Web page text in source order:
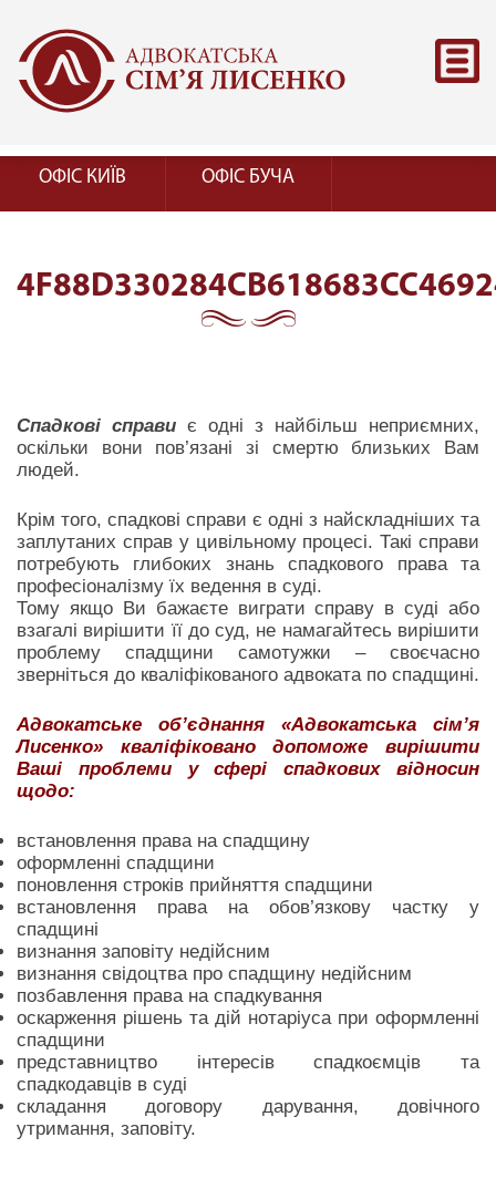
ОФІС КИЇВ ОФІС БУЧА
Спадкові справи є одні з найбільш неприємних,
оскільки вони пов’язані зі смертю близьких Вам
людей.
Крім того, спадкові справи є одні з найскладніших та
заплутаних справ у цивільному процесі. Такі справи
потребують глибоких знань спадкового права та
професіоналізму їх ведення в суді.
Тому якщо Ви бажаєте виграти справу в суді або
взагалі вирішити її до суд, не намагайтесь вирішити
проблему спадщини самотужки – своєчасно
зверніться до кваліфікованого адвоката по спадщині.
Адвокатське об’єднання «Адвокатська сім’я
Лисенко» кваліфіковано допоможе вирішити
Ваші проблеми у сфері спадкових відносин
щодо:
встановлення права на спадщину
оформленні спадщини
поновлення строків прийняття спадщини
встановлення права на обов’язкову частку у
спадщині
визнання заповіту недійсним
визнання свідоцтва про спадщину недійсним
позбавлення права на спадкування
оскарження рішень та дій нотаріуса при оформленні
спадщини
представництво інтересів спадкоємців та
спадкодавців в суді
складання договору дарування, довічного
утримання, заповіту.